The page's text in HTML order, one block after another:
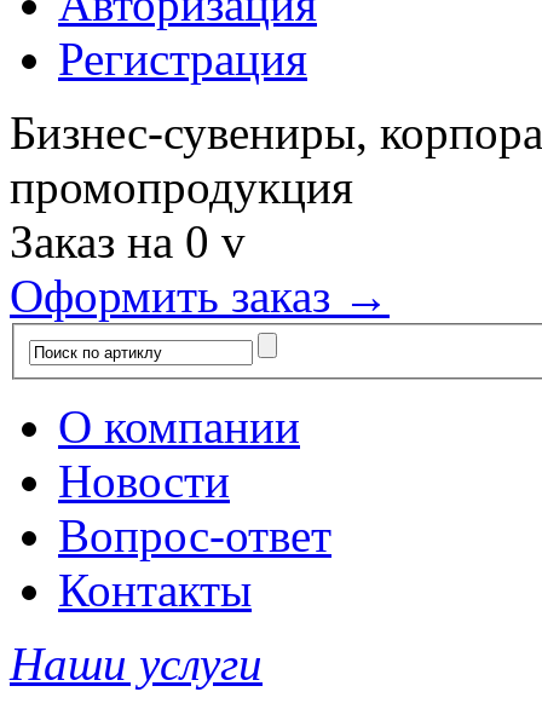
Регистрация
Бизнес-сувениры,
промопродукция
Заказ на 0 v
Оформить заказ →
О компании
Новости
Вопрос-ответ
Контакты
Наши услуги